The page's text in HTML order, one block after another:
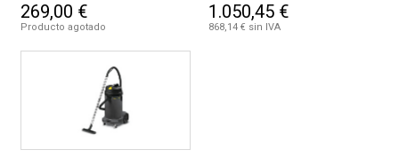
269,00 €
Producto agotado
1.050,45 €
868,14 € sin IVA